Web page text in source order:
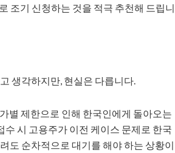
조기 신청하는 것을 적극 추천해 드립니
생각하지만, 현실은 다릅니다.
별 제한으로 인해 한국인에게 돌아오는
시 고용주가 이전 케이스 문제로 한국
도 순차적으로 대기를 해야 하는 상황이